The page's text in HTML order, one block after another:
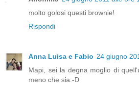
molto golosi questi brownie!
Rispondi
Anna Luisa e Fabio 24 giugno
Mapi, sei la degna moglio di
meno che sia:-D